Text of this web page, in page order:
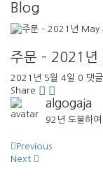
Blog
주문 – 2021
2021년 5월 4일 0 댓글
Share
algogaja
92년 도불하
글
탐
Previous
Next